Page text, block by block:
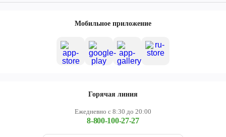
Новодвинск
Мобильное приложение
Горячая линия
Ежедневно с 8:30 до 20:00
8-800-100-27-27